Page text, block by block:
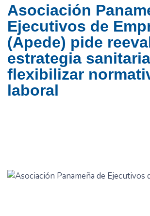
Asociación
Ejecutivos de
(Apede) pide
estrategia
flexibilizar
laboral